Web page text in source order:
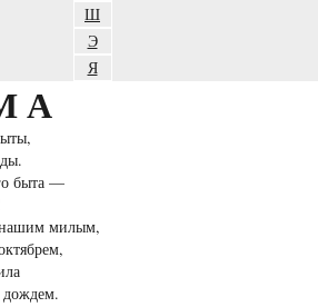
Ш
Э
Я
быта —
милым,
дождем.